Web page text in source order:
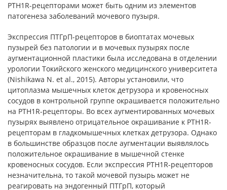
PTH1R-рецепторами может быть одним из элементов
патогенеза заболеваний мочевого пузыря.
Экспрессия ПТГрП-рецепторов в биоптатах мочевых
пузырей без патологии и в мочевых пузырях после
аугментационной пластики была исследована в отделении
урологии Токийского женского медицинского университета
(Nishikawa N. et al., 2015). Авторы установили, что
цитоплазма мышечных клеток детрузора и кровеносных
сосудов в контрольной группе окрашивается положительно
на PTH1R-рецепторы. Во всех аугментированных мочевых
пузырях выявлено отрицательное окрашивание к PTH1R-
рецепторам в гладкомышечных клетках детрузора. Однако
в большинстве образцов после аугментации выявлялось
положительное окрашивание в мышечной стенке
кровеносных сосудов. Если экспрессия PTH1R-рецепторов
незначительна, то такой мочевой пузырь может не
реагировать на эндогенный ПТГрП, который